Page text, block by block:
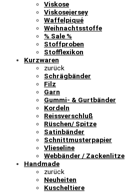
Viskose
Viskosejersey
Waffelpiqué
Weihnachtsstoffe
% Sale %
Stoffproben
Stofflexikon
Kurzwaren
zurück
Schrägbänder
Filz
Garn
Gummi- & Gurtbänder
Kordeln
Reissverschluß
Rüschen/ Spitze
Satinbänder
Schnittmusterpapier
Vlieseline
Webbänder / Zackenlitze
Handmade
zurück
Neuheiten
Kuscheltiere